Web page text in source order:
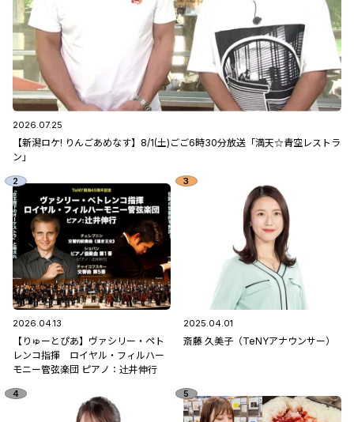
2026.07.25
【新潟ロケ! りんごあめなす】8/1(土)ごご6時30分放送「満天☆青空レストラ
ン」
2026.04.13
【りゅーとぴあ】ヴァシリー・ペト
レンコ指揮 ロイヤル・フィルハー
モニー管弦楽団 ピアノ：辻󠄀井伸行
2025.04.01
斎藤 久美子（TeNYアナウンサー）